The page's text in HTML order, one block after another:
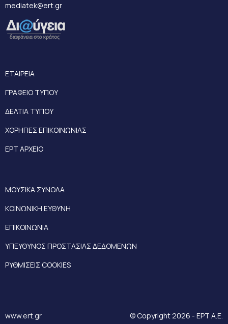
mediatek@ert.gr
ΕΤΑΙΡΕΙΑ
ΓΡΑΦΕΙΟ ΤΥΠΟΥ
ΔΕΛΤΙΑ ΤΥΠΟΥ
ΧΟΡΗΓΙΕΣ ΕΠΙΚΟΙΝΩΝΙΑΣ
ΕΡΤ ΑΡΧΕΙΟ
ΜΟΥΣΙΚΑ ΣΥΝΟΛΑ
ΚΟΙΝΩΝΙΚΗ ΕΥΘΥΝΗ
ΕΠΙΚΟΙΝΩΝΙΑ
ΥΠΕΥΘΥΝΟΣ ΠΡΟΣΤΑΣΙΑΣ ΔΕΔΟΜΕΝΩΝ
ΡΥΘΜΙΣΕΙΣ COOKIES
www.ert.gr © Copyright 2026 - ΕΡΤ Α.Ε.